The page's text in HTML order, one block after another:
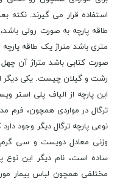
استفاده قرار می گیرند. نکته
طاقه پارچه به صورت رولی
متری باشد متراژ یک طاقه پارچه
صورت کتابی باشد متراژ آن چهل
رشت و گیلان چیست. یکی دیگر
این پارچه از الیاف پلی استر
ترگال در مواردی همچون، فرم
نوعی پارچه ترگال دیگر وجود
وزنی معادل دویست و سی گرم
ساده است، نام دیگر این نوع
مختلفی همچون لباس بیمار